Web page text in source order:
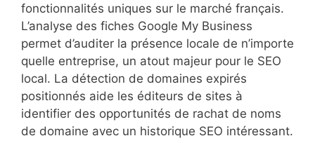
fonctionnalités uniques sur le marché français.
L’analyse des fiches Google My Business
permet d’auditer la présence locale de n’importe
quelle entreprise, un atout majeur pour le SEO
local. La détection de domaines expirés
positionnés aide les éditeurs de sites à
identifier des opportunités de rachat de noms
de domaine avec un historique SEO intéressant.